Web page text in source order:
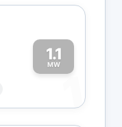
1.1
MW
1